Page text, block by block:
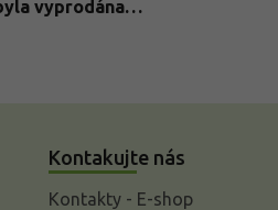
vyprodána…
Kontakujte nás
Kontakty - E-shop